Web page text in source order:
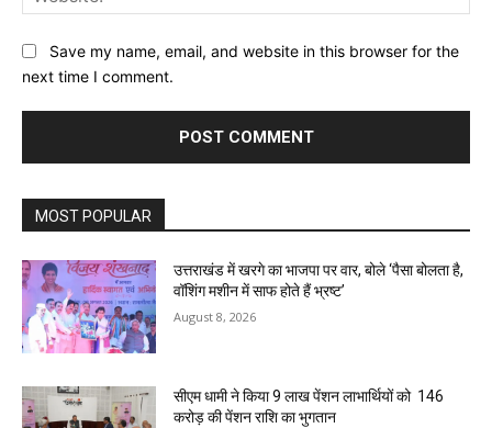
Save my name, email, and website in this browser for the
next time I comment.
MOST POPULAR
उत्तराखंड में खरगे का भाजपा पर वार, बोले ‘पैसा बोलता है,
वॉशिंग मशीन में साफ होते हैं भ्रष्ट’
August 8, 2026
सीएम धामी ने किया 9 लाख पेंशन लाभार्थियों को ₹ 146
करोड़ की पेंशन राशि का भुगतान